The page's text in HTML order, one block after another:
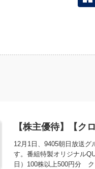
【株主優待】【ク
12月1日、9405朝日放送
す。番組特製オリジナル
日）100株以上500円分